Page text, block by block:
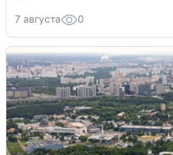
7 августа 0